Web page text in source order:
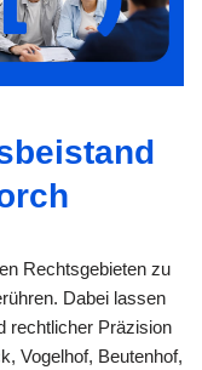
Rechtsgebieten zu
Dabei lassen
rechtlicher Präzision
Vogelhof, Beutenhof,